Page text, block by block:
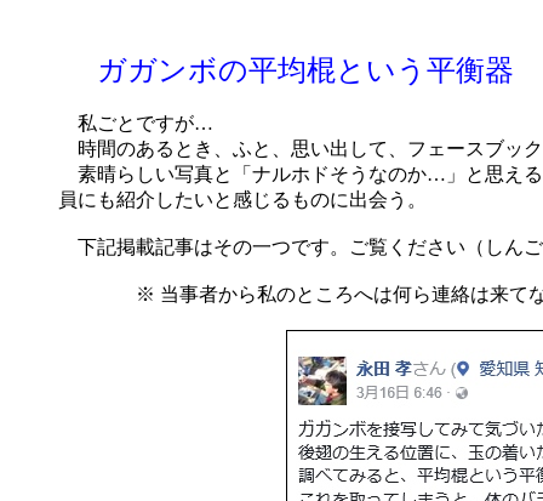
ガガンボの平均棍という平衡器
私ごとですが…
時間のあるとき、ふと、思い出して、フェースブッ
素晴らしい写真と「ナルホドそうなのか…」と思え
員にも紹介したいと感じるものに出会う。
下記掲載記事はその一つです。ご覧ください（しん
※ 当事者から私のところへは何ら連絡は来てな